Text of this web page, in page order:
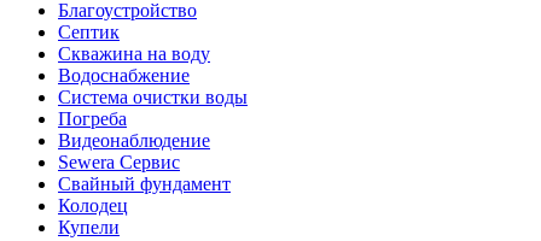
Благоустройство
Септик
Скважина на воду
Водоснабжение
Система очистки воды
Погреба
Видеонаблюдение
Sewera Сервис
Свайный фундамент
Колодец
Купели